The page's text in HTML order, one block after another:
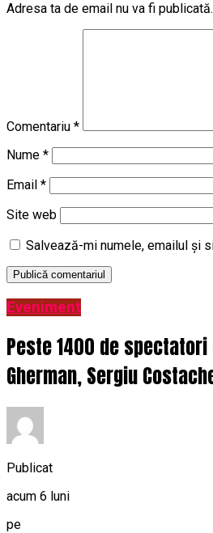
Adresa ta de email nu va fi publicată.
Comentariu *
Nume *
Email *
Site web
Salvează-mi numele, emailul și
Eveniment
Peste 1400 de spectatori
Gherman, Sergiu
Publicat
acum 6 luni
pe